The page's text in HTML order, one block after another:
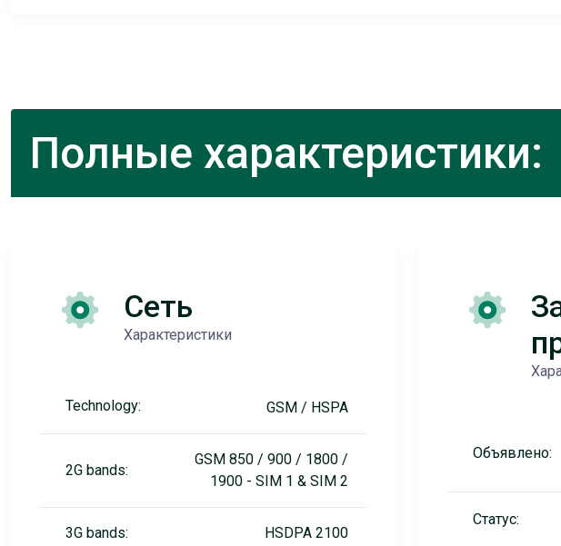
Полные характеристики:
Сеть
Характеристики
Technology: GSM / HSPA
2G bands:
GSM 850 / 900 / 1800 /
1900 - SIM 1 & SIM 2
3G bands: HSDPA 2100
Объявлено:
Статус: